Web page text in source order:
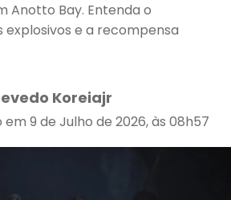
Anotto Bay. Entenda o
explosivos e a recompensa
Koreiajr
em 9 de Julho de 2026, às 08h57